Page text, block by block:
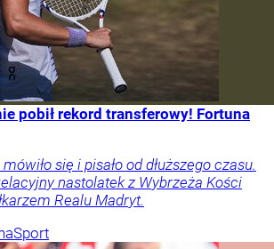
pobił rekord transferowy! Fortuna
się i pisało od dłuższego czasu.
nastolatek z Wybrzeża Kości
Realu Madryt.
Sport